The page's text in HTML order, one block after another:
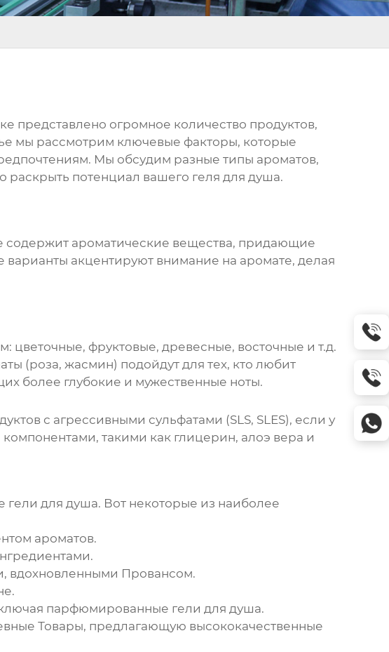
представлено огромное количество продуктов,
мы рассмотрим ключевые факторы, которые
Мы обсудим разные типы ароматов,
потенциал вашего геля для душа.
содержит ароматические вещества, придающие
акцентируют внимание на аромате, делая
цветочные, фруктовые, древесные, восточные и т.д.
(роза, жасмин) подойдут для тех, кто любит
более глубокие и мужественные ноты.
с агрессивными сульфатами (SLS, SLES), если у
такими как глицерин, алоэ вера и
для душа. Вот некоторые из наиболее
ароматов.
вдохновленными Провансом.
парфюмированные гели для душа.
Товары, предлагающую высококачественные